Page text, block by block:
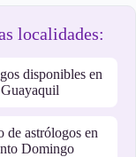
localidades:
disponibles en
Guayaquil
de astrólogos en
Domingo